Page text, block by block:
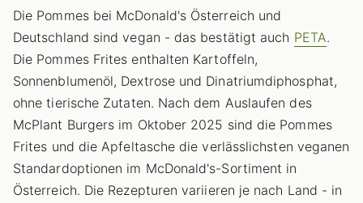
Die Pommes bei McDonald's Österreich und
Deutschland sind vegan - das bestätigt auch PETA.
Die Pommes Frites enthalten Kartoffeln,
Sonnenblumenöl, Dextrose und Dinatriumdiphosphat,
ohne tierische Zutaten. Nach dem Auslaufen des
McPlant Burgers im Oktober 2025 sind die Pommes
Frites und die Apfeltasche die verlässlichsten veganen
Standardoptionen im McDonald's-Sortiment in
Österreich. Die Rezepturen variieren je nach Land - in